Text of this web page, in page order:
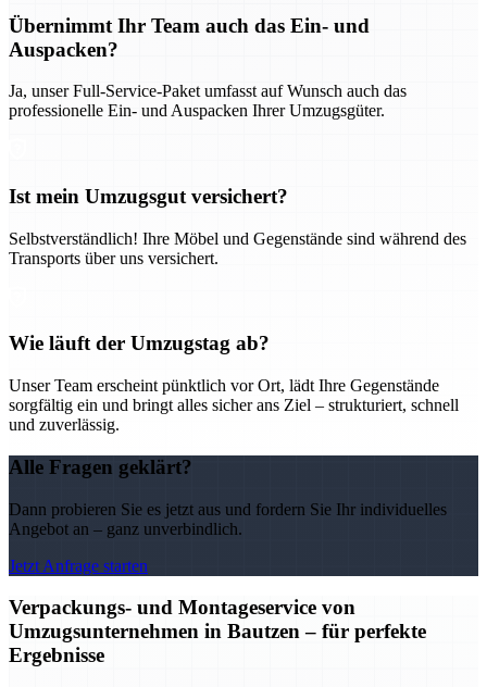
Übernimmt Ihr Team auch das Ein- und
Auspacken?
Ja, unser Full-Service-Paket umfasst auf Wunsch auch das
professionelle Ein- und Auspacken Ihrer Umzugsgüter.
Ist mein Umzugsgut versichert?
Selbstverständlich! Ihre Möbel und Gegenstände sind während des
Transports über uns versichert.
Wie läuft der Umzugstag ab?
Unser Team erscheint pünktlich vor Ort, lädt Ihre Gegenstände
sorgfältig ein und bringt alles sicher ans Ziel – strukturiert, schnell
und zuverlässig.
Alle Fragen geklärt?
Dann probieren Sie es jetzt aus und fordern Sie Ihr individuelles
Angebot an – ganz unverbindlich.
Jetzt Anfrage starten
Verpackungs- und Montageservice von
Umzugsunternehmen in Bautzen – für perfekte
Ergebnisse